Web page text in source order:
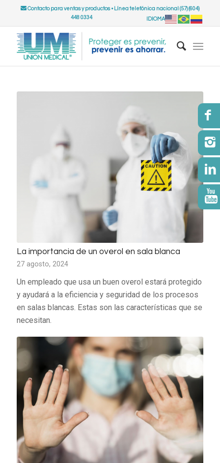
Contacto para ventas y productos• Línea telefónica nacional (57) (604)
448 0334
IDIOMA
La importancia de un overol en sala blanca
27 agosto, 2024
Un empleado que usa un buen overol estará protegido
y ayudará a la eficiencia y seguridad de los procesos
en salas blancas. Estas son las características que se
necesitan.